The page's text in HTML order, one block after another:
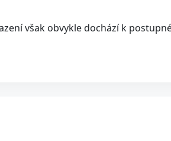
však obvykle dochází k